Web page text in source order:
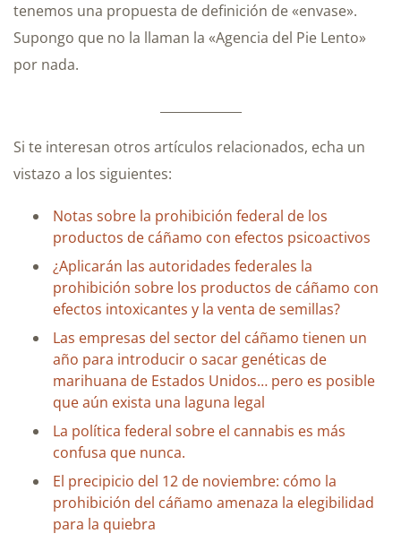
tenemos una propuesta de definición de «envase».
Supongo que no la llaman la «Agencia del Pie Lento»
por nada.
Si te interesan otros artículos relacionados, echa un
vistazo a los siguientes:
Notas sobre la prohibición federal de los
productos de cáñamo con efectos psicoactivos
¿Aplicarán las autoridades federales la
prohibición sobre los productos de cáñamo con
efectos intoxicantes y la venta de semillas?
Las empresas del sector del cáñamo tienen un
año para introducir o sacar genéticas de
marihuana de Estados Unidos… pero es posible
que aún exista una laguna legal
La política federal sobre el cannabis es más
confusa que nunca.
El precipicio del 12 de noviembre: cómo la
prohibición del cáñamo amenaza la elegibilidad
para la quiebra